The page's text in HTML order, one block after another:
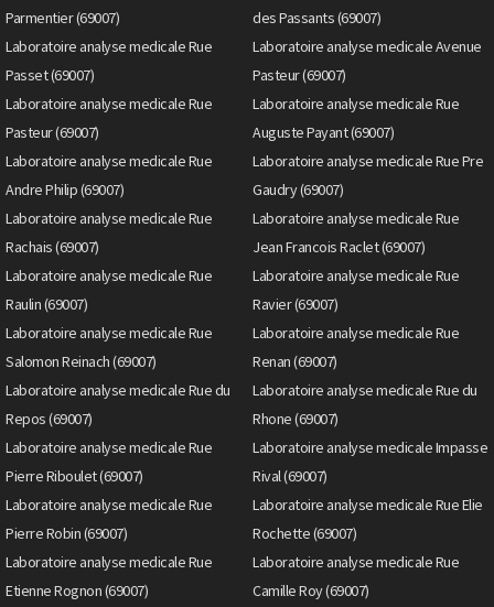
Parmentier (69007)
des Passants (69007)
Laboratoire analyse medicale Rue
Passet (69007)
Laboratoire analyse medicale Avenue
Pasteur (69007)
Laboratoire analyse medicale Rue
Pasteur (69007)
Laboratoire analyse medicale Rue
Auguste Payant (69007)
Laboratoire analyse medicale Rue
Andre Philip (69007)
Laboratoire analyse medicale Rue Pre
Gaudry (69007)
Laboratoire analyse medicale Rue
Rachais (69007)
Laboratoire analyse medicale Rue
Jean Francois Raclet (69007)
Laboratoire analyse medicale Rue
Raulin (69007)
Laboratoire analyse medicale Rue
Ravier (69007)
Laboratoire analyse medicale Rue
Salomon Reinach (69007)
Laboratoire analyse medicale Rue
Renan (69007)
Laboratoire analyse medicale Rue du
Repos (69007)
Laboratoire analyse medicale Rue du
Rhone (69007)
Laboratoire analyse medicale Rue
Pierre Riboulet (69007)
Laboratoire analyse medicale Impasse
Rival (69007)
Laboratoire analyse medicale Rue
Pierre Robin (69007)
Laboratoire analyse medicale Rue Elie
Rochette (69007)
Laboratoire analyse medicale Rue
Etienne Rognon (69007)
Laboratoire analyse medicale Rue
Camille Roy (69007)